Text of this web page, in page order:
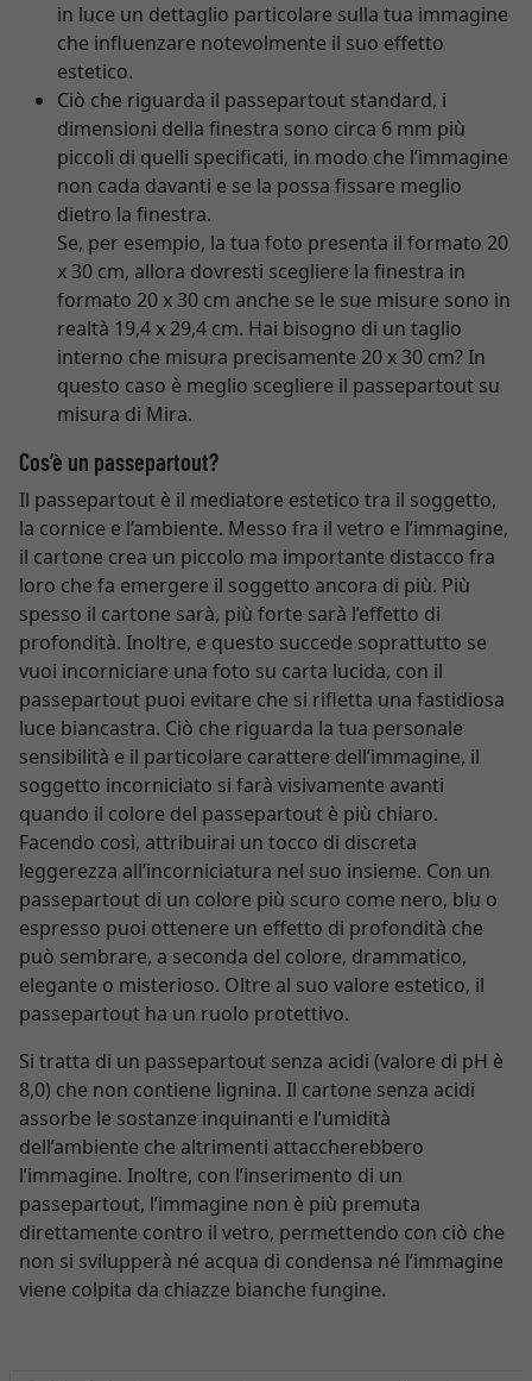
in luce un dettaglio particolare sulla tua immagine
che influenzare notevolmente il suo effetto
estetico.
Ciò che riguarda il passepartout standard, i
dimensioni della finestra sono circa 6 mm più
piccoli di quelli specificati, in modo che l’immagine
non cada davanti e se la possa fissare meglio
dietro la finestra.
Se, per esempio, la tua foto presenta il formato 20
x 30 cm, allora dovresti scegliere la finestra in
formato 20 x 30 cm anche se le sue misure sono in
realtà 19,4 x 29,4 cm. Hai bisogno di un taglio
interno che misura precisamente 20 x 30 cm? In
questo caso è meglio scegliere il passepartout su
misura di Mira.
Cos’è un passepartout?
Il passepartout è il mediatore estetico tra il soggetto,
la cornice e l’ambiente. Messo fra il vetro e l’immagine,
il cartone crea un piccolo ma importante distacco fra
loro che fa emergere il soggetto ancora di più. Più
spesso il cartone sarà, più forte sarà l’effetto di
profondità. Inoltre, e questo succede soprattutto se
vuoi incorniciare una foto su carta lucida, con il
passepartout puoi evitare che si rifletta una fastidiosa
luce biancastra. Ciò che riguarda la tua personale
sensibilità e il particolare carattere dell’immagine, il
soggetto incorniciato si farà visivamente avanti
quando il colore del passepartout è più chiaro.
Facendo così, attribuirai un tocco di discreta
leggerezza all’incorniciatura nel suo insieme. Con un
passepartout di un colore più scuro come nero, blu o
espresso puoi ottenere un effetto di profondità che
può sembrare, a seconda del colore, drammatico,
elegante o misterioso. Oltre al suo valore estetico, il
passepartout ha un ruolo protettivo.
Si tratta di un passepartout senza acidi (valore di pH è
8,0) che non contiene lignina. Il cartone senza acidi
assorbe le sostanze inquinanti e l’umidità
dell’ambiente che altrimenti attaccherebbero
l’immagine. Inoltre, con l’inserimento di un
passepartout, l’immagine non è più premuta
direttamente contro il vetro, permettendo con ciò che
non si svilupperà né acqua di condensa né l’immagine
viene colpita da chiazze bianche fungine.